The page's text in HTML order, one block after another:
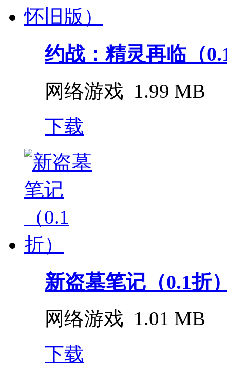
约战：精灵再临（
网络游戏 1.99 MB
下载
新盗墓笔记（0.1折
网络游戏 1.01 MB
下载